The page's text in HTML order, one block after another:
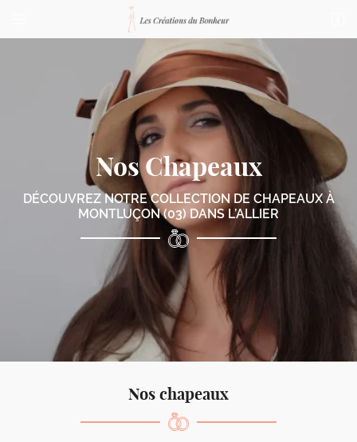
76 bis Boulevard de Courtais
Adresse email de réception
Code Captcha
Rafraîchir le captcha
En cochant cette case, vous consentez à recevoir nos propositions commerciales à
l'adresse email indiqué ci-dessus. Vous pouvez vous désinscrire à tout moment en
Inscription
Nos Chapeaux
DÉCOUVREZ NOTRE COLLECTION DE CHAPEAUXÀ
MONTLUÇON (03) DANS L’ALLIER
Nos chapeaux